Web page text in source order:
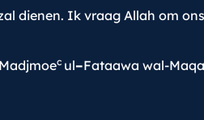
dienen. Ik vraag Allah om
c ul–Fataawa wal-